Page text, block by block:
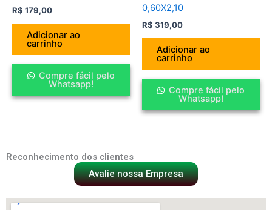
R$ 179,00
Adicionar ao
carrinho
Compre fácil pelo
Whatsapp!
0,60X2,10
R$ 319,00
Adicionar ao
carrinho
Compre fácil pelo
Whatsapp!
Reconhecimento dos clientes
Avalie nossa Empresa